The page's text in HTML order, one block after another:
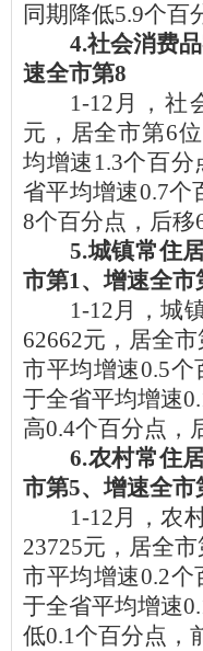
同期降低5.9个百
4.社会消费
速全市第8
1-12月
，社
元，居全市第6
均增速 1.3个百分
省平均增速0.7个
8个百分点， 后移
5.城镇常住
市第1、增速全市
1-12月
，城
62662元，居全市
市平均增速0.5个
于全省平均增速
高0.4个百分点，
6.农村常住
市第5、增速全市
1-12月
，农
23725元，居全
市平均增速0.2
于全省平均增速
低0.1个百分点，